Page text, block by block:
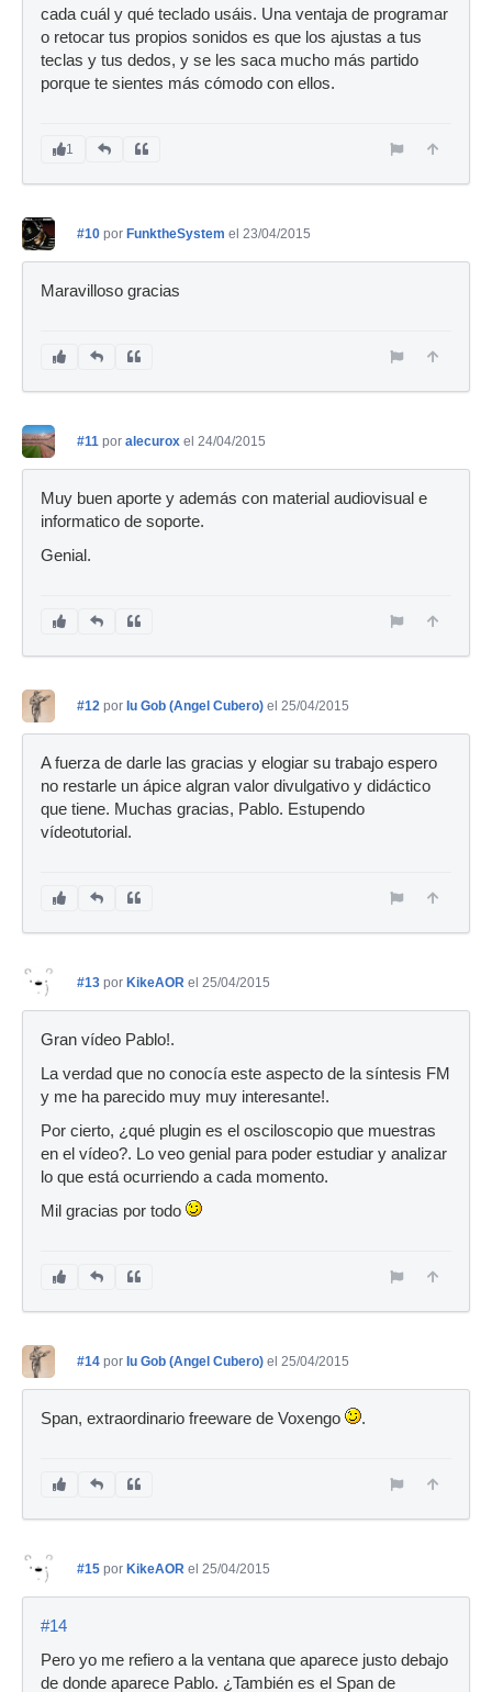
cada cuál y qué teclado usáis. Una ventaja de programar
o retocar tus propios sonidos es que los ajustas a tus
teclas y tus dedos, y se les saca mucho más partido
porque te sientes más cómodo con ellos.
1
#10 por FunktheSystem el 23/04/2015
Maravilloso gracias
#11 por alecurox el 24/04/2015
Muy buen aporte y además con material audiovisual e
informatico de soporte.
Genial.
#12 por Iu Gob (Angel Cubero) el 25/04/2015
A fuerza de darle las gracias y elogiar su trabajo espero
no restarle un ápice algran valor divulgativo y didáctico
que tiene. Muchas gracias, Pablo. Estupendo
vídeotutorial.
#13 por KikeAOR el 25/04/2015
Gran vídeo Pablo!.
La verdad que no conocía este aspecto de la síntesis FM
y me ha parecido muy muy interesante!.
Por cierto, ¿qué plugin es el osciloscopio que muestras
en el vídeo?. Lo veo genial para poder estudiar y analizar
lo que está ocurriendo a cada momento.
Mil gracias por todo
#14 por Iu Gob (Angel Cubero) el 25/04/2015
Span, extraordinario freeware de Voxengo .
#15 por KikeAOR el 25/04/2015
#14
Pero yo me refiero a la ventana que aparece justo debajo
de donde aparece Pablo. ¿También es el Span de